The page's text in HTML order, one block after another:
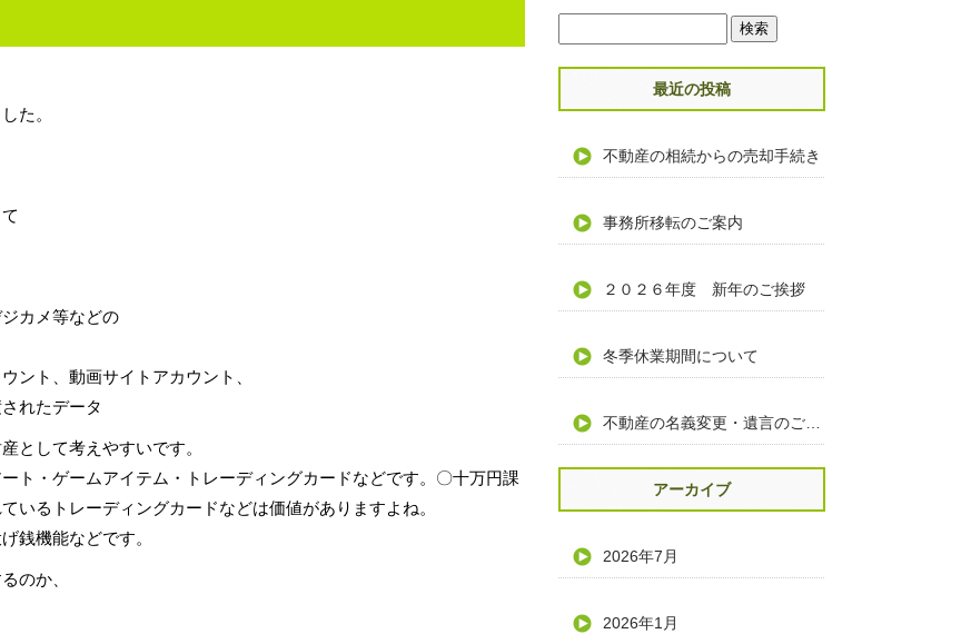
た。
カメ等などの
ント、動画サイトアカウント、
れたデータ
として考えやすいです。
ト・ゲームアイテム・トレーディングカードなどです。〇十万円課
いるトレーディングカードなどは価値がありますよね。
銭機能などです。
のか、
最近の投稿
不動産の相続からの売却手続き
事務所移転のご案内
２０２６年度 新年のご挨拶
冬季休業期間について
アーカイブ
2026年7月
2026年1月